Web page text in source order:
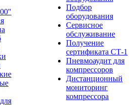
Подбор
оборудования
Сервисное
обслуживание
Получение
сертификата СТ-1
Пневмоаудит для
компрессоров
Дистанционный
мониторинг
компрессора